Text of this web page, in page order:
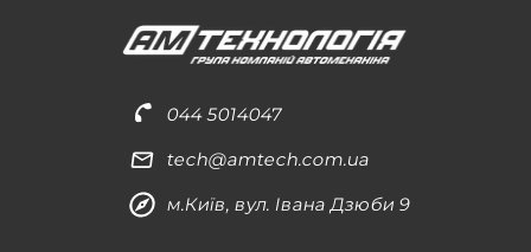
044 5014047
tech@amtech.com.ua
м.Київ, вул. Івана Дзюби 9